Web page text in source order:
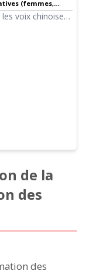
(femmes,
voix chinoises
de la
des
des